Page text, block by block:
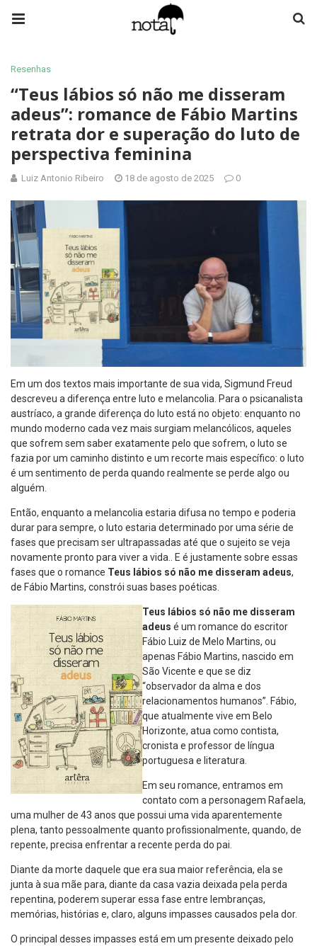
Resenhas
“Teus lábios só não me disseram
adeus”: romance de Fábio Martins
retrata dor e superação do luto de
perspectiva feminina
Luiz Antonio Ribeiro 18 de agosto de 2025 0
Em um dos textos mais importante de sua vida, Sigmund Freud
descreveu a diferença entre luto e melancolia. Para o psicanalista
austríaco, a grande diferença do luto está no objeto: enquanto no
mundo moderno cada vez mais surgiam melancólicos, aqueles
que sofrem sem saber exatamente pelo que sofrem, o luto se
fazia por um caminho distinto e um recorte mais específico: o luto
é um sentimento de perda quando realmente se perde algo ou
alguém.
Então, enquanto a melancolia estaria difusa no tempo e poderia
durar para sempre, o luto estaria determinado por uma série de
fases que precisam ser ultrapassadas até que o sujeito se veja
novamente pronto para viver a vida.. E é justamente sobre essas
fases que o romance Teus lábios só não me disseram adeus,
de Fábio Martins, constrói suas bases poéticas.
Teus lábios só não me disseram
adeus é um romance do escritor
Fábio Luiz de Melo Martins, ou
apenas Fábio Martins, nascido em
São Vicente e que se diz
“observador da alma e dos
relacionamentos humanos”. Fábio,
que atualmente vive em Belo
Horizonte, atua como contista,
cronista e professor de língua
portuguesa e literatura.
Em seu romance, entramos em
contato com a personagem Rafaela,
uma mulher de 43 anos que possui uma vida aparentemente
plena, tanto pessoalmente quanto profissionalmente, quando, de
repente, precisa enfrentar a recente perda do pai.
Diante da morte daquele que era sua maior referência, ela se
junta à sua mãe para, diante da casa vazia deixada pela perda
repentina, poderem superar essa fase entre lembranças,
memórias, histórias e, claro, alguns impasses causados pela dor.
O principal desses impasses está em um presente deixado pelo